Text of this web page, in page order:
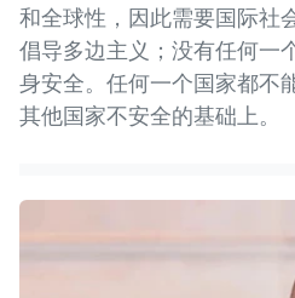
和全球性，因此需要国际社
倡导多边主义；没有任何一
身安全。任何一个国家都不
其他国家不安全的基础上。